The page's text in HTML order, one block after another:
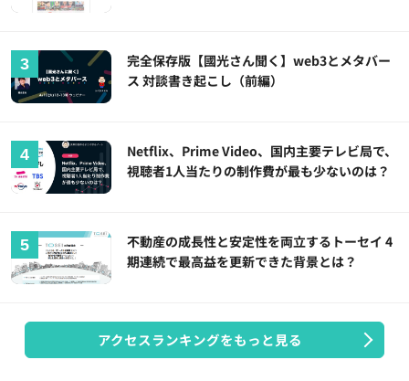
完全保存版【國光さん聞く】web3とメタバー
ス 対談書き起こし（前編）
Netflix、Prime Video、国内主要テレビ局で、
視聴者1人当たりの制作費が最も少ないのは？
不動産の成長性と安定性を両立するトーセイ 4
期連続で最高益を更新できた背景とは？
アクセスランキングをもっと見る